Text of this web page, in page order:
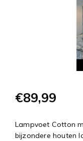
€89,99
Lampvoet Cotton
bijzondere houten